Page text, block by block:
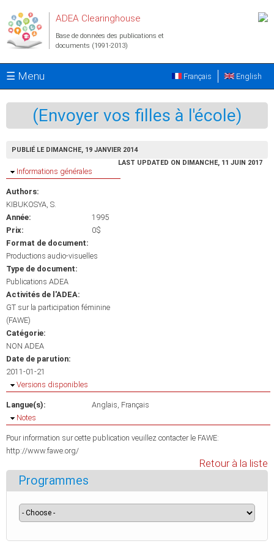
ADEA Clearinghouse
Base de données des publications et
documents (1991-2013)
☰ Menu English
Français
(Envoyer vos filles à l'école)
PUBLIÉ LE DIMANCHE, 19 JANVIER 2014
LAST UPDATED ON DIMANCHE, 11 JUIN 2017
Masquer
Informations générales
Authors:
KIBUKOSYA, S.
Année:
1995
Prix:
0$
Format de document:
Productions audio-visuelles
Type de document:
Publications ADEA
Activités de l'ADEA:
GT sur la participation féminine
(FAWE)
Catégorie:
NON ADEA
Date de parution:
2011-01-21
Masquer
Versions disponibles
Langue(s): Anglais Français
Masquer
Notes
Pour information sur cette publication veuillez contacter le FAWE:
http://www.fawe.org/
Retour à la liste
Programmes